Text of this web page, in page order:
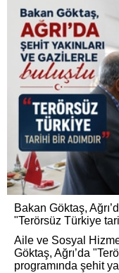
Bakan Göktaş,
"Terörsüz Türkiye
Aile ve Sosyal
Göktaş, Ağrı’da
programında şehit